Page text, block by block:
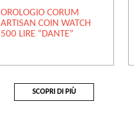
OROLOGIO CORUM
ARTISAN COIN WATCH
500 LIRE “DANTE”
SCOPRI DI PIÙ